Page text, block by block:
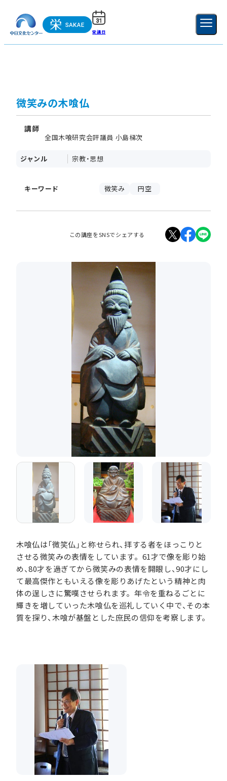
受講日 新規登録
微笑みの木喰仏
講師
全国木喰研究会評議員 小島梯次
ジャンル 宗教・思想
キーワード 微笑み 円空
この講座をSNSでシェアする
木喰仏は「微笑仏」と称せられ、拝する者をほっこりと
させる微笑みの表情をしています。61才で像を彫り始
め、80才を過ぎてから微笑みの表情を開眼し、90才にし
て最高傑作ともいえる像を彫りあげたという精神と肉
体の逞しさに驚嘆させられます。年令を重ねるごとに
輝きを増していった木喰仏を巡礼していく中で、その本
質を探り、木喰が基盤とした庶民の信仰を考察します。